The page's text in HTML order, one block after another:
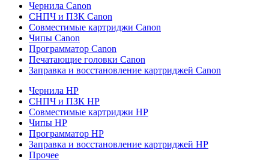
Чернила Canon
СНПЧ и ПЗК Canon
Совместимые картриджи Canon
Чипы Canon
Программатор Canon
Печатающие головки Canon
Заправка и восстановление картриджей Canon
Чернила HP
СНПЧ и ПЗК HP
Совместимые картриджи HP
Чипы HP
Программатор HP
Заправка и восстановление картриджей HP
Прочее